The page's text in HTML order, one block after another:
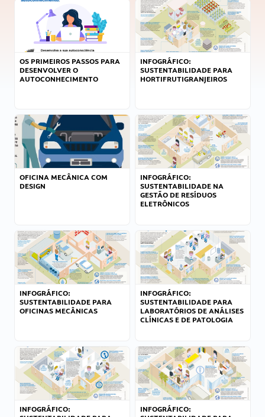
OS PRIMEIROS PASSOS PARA
DESENVOLVER O
AUTOCONHECIMENTO
INFOGRÁFICO:
SUSTENTABILIDADE PARA
HORTIFRUTIGRANJEIROS
OFICINA MECÂNICA COM
DESIGN
INFOGRÁFICO:
SUSTENTABILIDADE NA
GESTÃO DE RESÍDUOS
ELETRÔNICOS
INFOGRÁFICO:
SUSTENTABILIDADE PARA
OFICINAS MECÂNICAS
INFOGRÁFICO:
SUSTENTABILIDADE PARA
LABORATÓRIOS DE ANÁLISES
CLÍNICAS E DE PATOLOGIA
INFOGRÁFICO:
INFOGRÁFICO: